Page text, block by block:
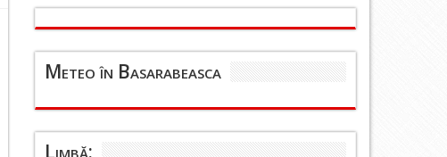
Meteo în Basarabeasca
Limbă: